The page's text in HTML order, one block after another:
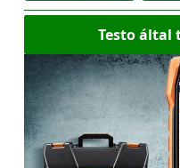
Testo által